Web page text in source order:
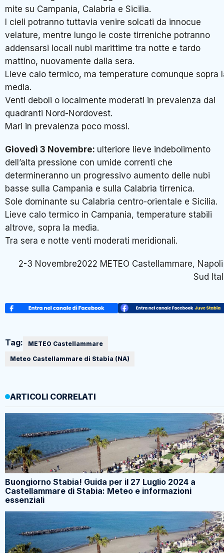
mite su Campania, Calabria e Sicilia.
I cieli potranno tuttavia venire solcati da innocue
velature, mentre lungo le coste tirreniche potranno
addensarsi locali nubi marittime tra notte e tardo
mattino, nuovamente dalla sera.
Lieve calo termico, ma temperature comunque sopra
media.
Venti deboli o localmente moderati in prevalenza dai
quadranti Nord-Nordovest.
Mari in prevalenza poco mossi.
Giovedì 3 Novembre: ulteriore lieve indebolimento
dell’alta pressione con umide correnti che
determineranno un progressivo aumento delle nubi
basse sulla Campania e sulla Calabria tirrenica.
Sole dominante su Calabria centro-orientale e Sicilia.
Lieve calo termico in Campania, temperature stabili
altrove, sopra la media.
Tra sera e notte venti moderati meridionali.
2-3 Novembre2022 METEO Castellammare,
Sud
Tag:
METEO Castellammare
Meteo Castellammare di Stabia (NA)
ARTICOLI CORRELATI
Buongiorno Stabia! Guida per il 27 Luglio 2024 a
Castellammare di Stabia: Meteo e informazioni
essenziali